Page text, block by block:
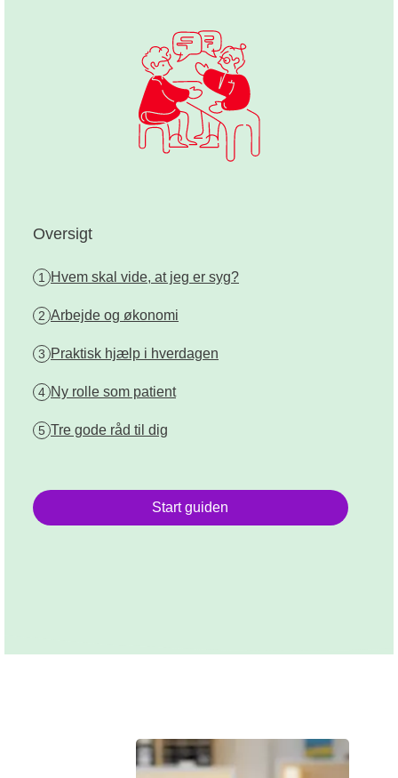
Oversigt
1 Hvem skal vide, at jeg er syg?
2 Arbejde og økonomi
3 Praktisk hjælp i hverdagen
4 Ny rolle som patient
5 Tre gode råd til dig
Start guiden